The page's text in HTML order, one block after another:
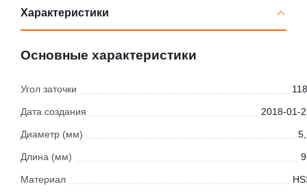
Характеристики
Основные характеристики
Угол заточки
Дата создания 2018-01-
Диаметр (мм)
Длина (мм)
Материал